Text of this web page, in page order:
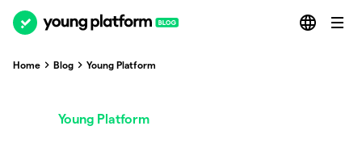
Home Blog Young Platform
Young Platform